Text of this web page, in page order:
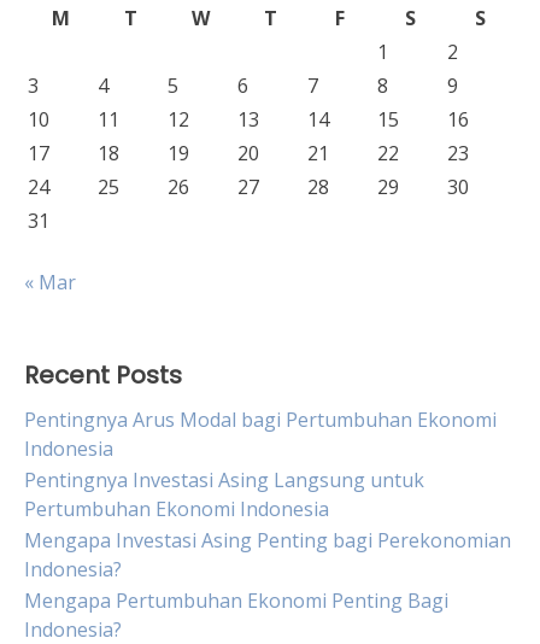
M
T W T F S
S
1
2
3
4 5 6 7 8
9
10
11 12 13 14 15
16
17
18 19 20 21 22
23
24
25 26 27 28 29
30
31
« Mar
Recent Posts
Pentingnya Arus Modal bagi Pertumbuhan Ekonomi
Indonesia
Pentingnya Investasi Asing Langsung untuk
Pertumbuhan Ekonomi Indonesia
Mengapa Investasi Asing Penting bagi Perekonomian
Indonesia?
Mengapa Pertumbuhan Ekonomi Penting Bagi
Indonesia?